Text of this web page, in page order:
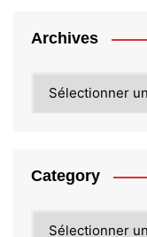
Archives
Category